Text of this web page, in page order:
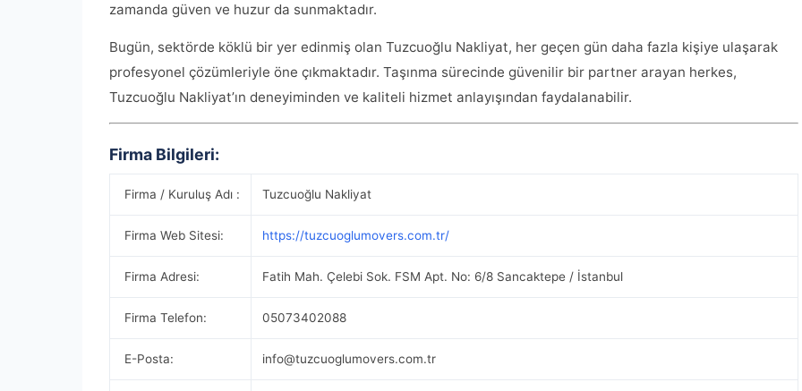
zamanda güven ve huzur da sunmaktadır.
Bugün, sektörde köklü bir yer edinmiş olan Tuzcuoğlu Nakliyat, her geçen gün daha fazla kişiye ulaşarak
profesyonel çözümleriyle öne çıkmaktadır. Taşınma sürecinde güvenilir bir partner arayan herkes,
Tuzcuoğlu Nakliyat’ın deneyiminden ve kaliteli hizmet anlayışından faydalanabilir.
Firma Bilgileri:
Firma / Kuruluş Adı : Tuzcuoğlu Nakliyat
Firma Web Sitesi: https://tuzcuoglumovers.com.tr/
Firma Adresi: Fatih Mah. Çelebi Sok. FSM Apt. No: 6/8 Sancaktepe / İstanbul
Firma Telefon: 05073402088
E-Posta: info@tuzcuoglumovers.com.tr